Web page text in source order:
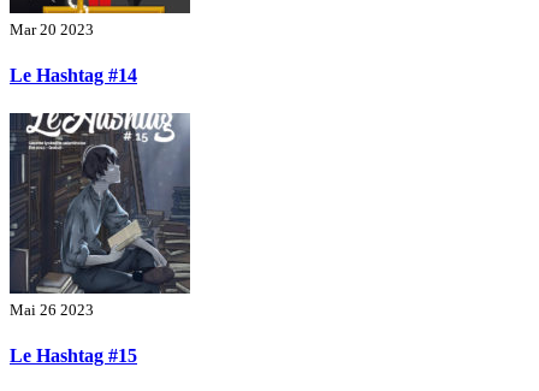
Mar 20 2023
Le Hashtag #14
Mai 26 2023
Le Hashtag #15